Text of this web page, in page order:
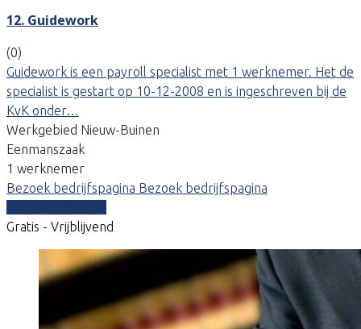
12. Guidework
(0)
Guidework is een payroll specialist met 1 werknemer. Het de
specialist is gestart op 10-12-2008 en is ingeschreven bij de
KvK onder…
Werkgebied Nieuw-Buinen
Eenmanszaak
1 werknemer
Bezoek bedrijfspagina Bezoek bedrijfspagina
Gratis - Vrijblijvend